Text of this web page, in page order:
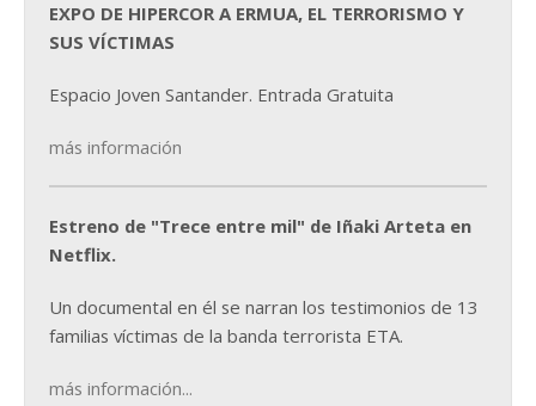
EXPO DE HIPERCOR A ERMUA, EL TERRORISMO Y
SUS VÍCTIMAS
Espacio Joven Santander. Entrada Gratuita
más información
Estreno de "Trece entre mil" de Iñaki Arteta en
Netflix.
Un documental en él se narran los testimonios de 13
familias víctimas de la banda terrorista ETA.
más información...